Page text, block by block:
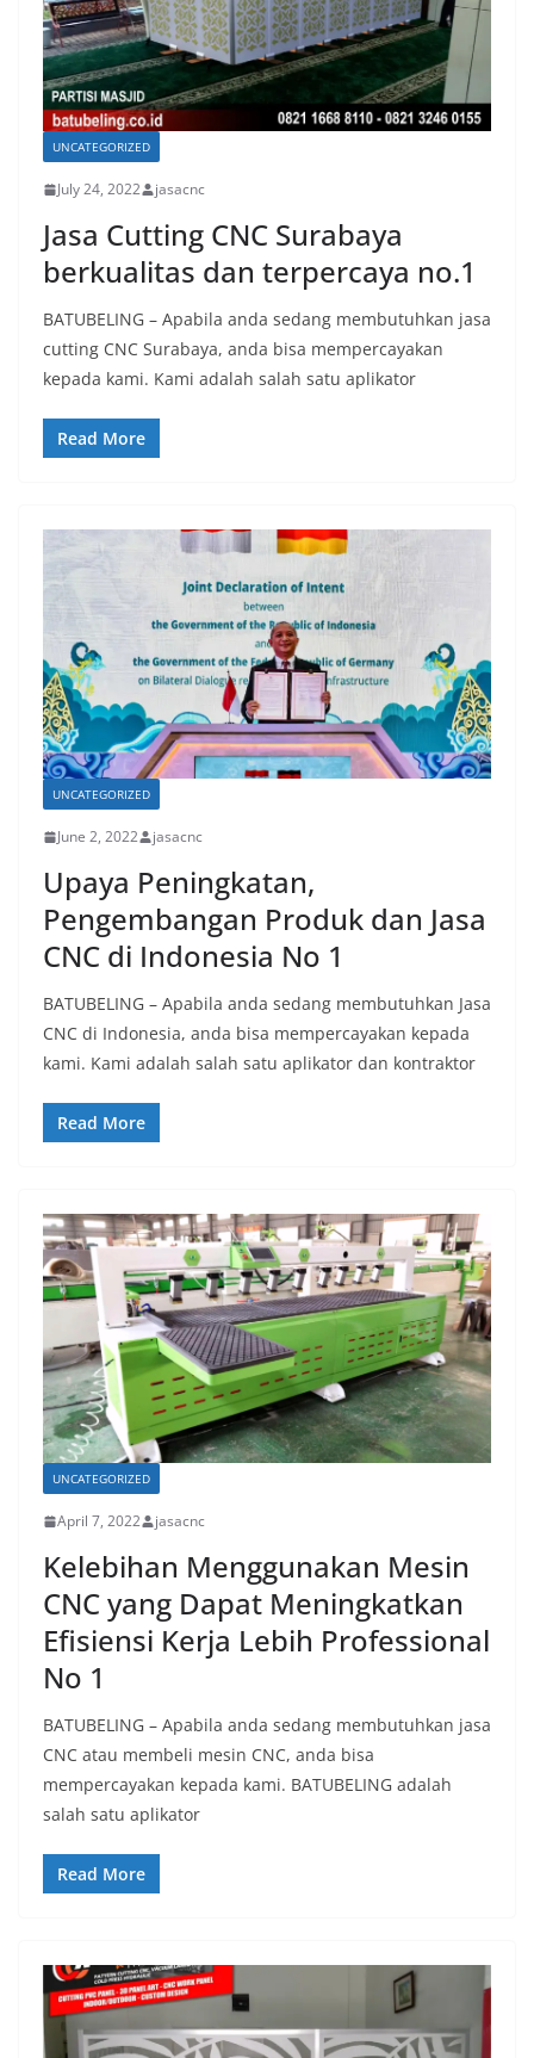
UNCATEGORIZED
July 24, 2022 jasacnc
Jasa Cutting CNC Surabaya
berkualitas dan terpercaya no.1
BATUBELING – Apabila anda sedang membutuhkan jasa
cutting CNC Surabaya, anda bisa mempercayakan
kepada kami. Kami adalah salah satu aplikator
Read More
UNCATEGORIZED
June 2, 2022 jasacnc
Upaya Peningkatan,
Pengembangan Produk dan Jasa
CNC di Indonesia No 1
BATUBELING – Apabila anda sedang membutuhkan Jasa
CNC di Indonesia, anda bisa mempercayakan kepada
kami. Kami adalah salah satu aplikator dan kontraktor
Read More
UNCATEGORIZED
April 7, 2022 jasacnc
Kelebihan Menggunakan Mesin
CNC yang Dapat Meningkatkan
Efisiensi Kerja Lebih Professional
No 1
BATUBELING – Apabila anda sedang membutuhkan jasa
CNC atau membeli mesin CNC, anda bisa
mempercayakan kepada kami. BATUBELING adalah
salah satu aplikator
Read More